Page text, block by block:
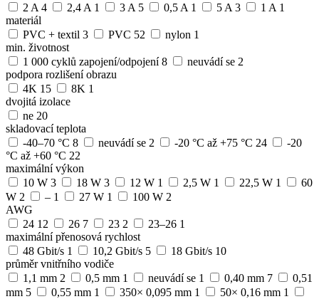
2 A 4 2,4 A 1 3 A 5 0,5 A 1 5 A 3 1 A 1
materiál
PVC + textil 3 PVC 52 nylon 1
min. životnost
1 000 cyklů zapojení/odpojení8 neuvádí se 2
podpora rozlišení obrazu
4K 15 8K 1
dvojitá izolace
ne 20
skladovací teplota
-40–70 °C 8 neuvádí se 2 -20 °C až +75 °C 24
-20
°C až +60 °C 22
maximální výkon
10 W 3 18 W 3 12 W 1 2,5 W 1 22,5 W 1
60
W 2 – 1 27 W 1 100 W 2
AWG
24 12 26 7 23 2 23–26 1
maximální přenosová rychlost
48 Gbit/s 1 10,2 Gbit/s 5 18 Gbit/s 10
průměr vnitřního vodiče
1,1 mm 2 0,5 mm 1 neuvádí se 1 0,40 mm 7
0,51
mm 5 0,55 mm 1 350× 0,095 mm 1 50× 0,16 mm 1